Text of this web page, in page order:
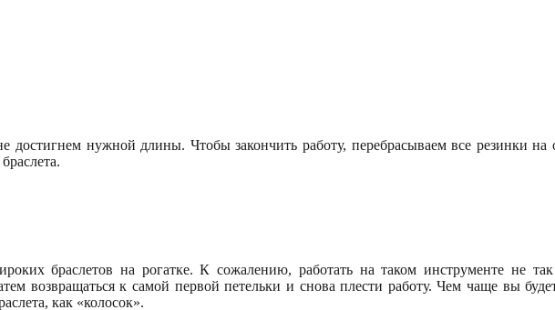
нужной длины. Чтобы закончить работу, перебрасываем все резинки на
браслетов на рогатке. К сожалению, работать на таком инструменте не
возвращаться к самой первой петельки и снова плести работу. Чем чаще вы
как «колосок».